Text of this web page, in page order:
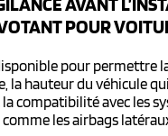
POUR
pour permettre
la hauteur du véhicule
la compatibilité avec les
les airbags